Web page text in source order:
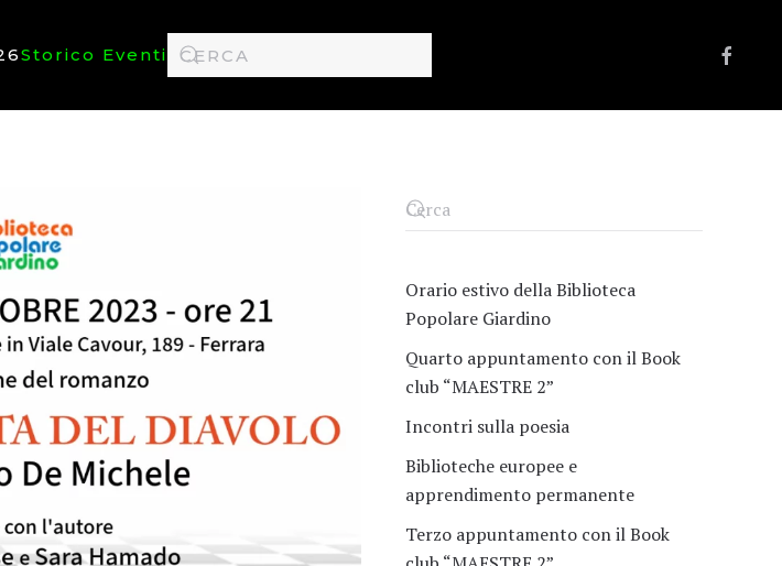
Storico Eventi
Orario estivo della Biblioteca
Popolare Giardino
Quarto appuntamento con il Book
club “MAESTRE 2”
Incontri sulla poesia
Biblioteche europee e
apprendimento permanente
Terzo appuntamento con il Book